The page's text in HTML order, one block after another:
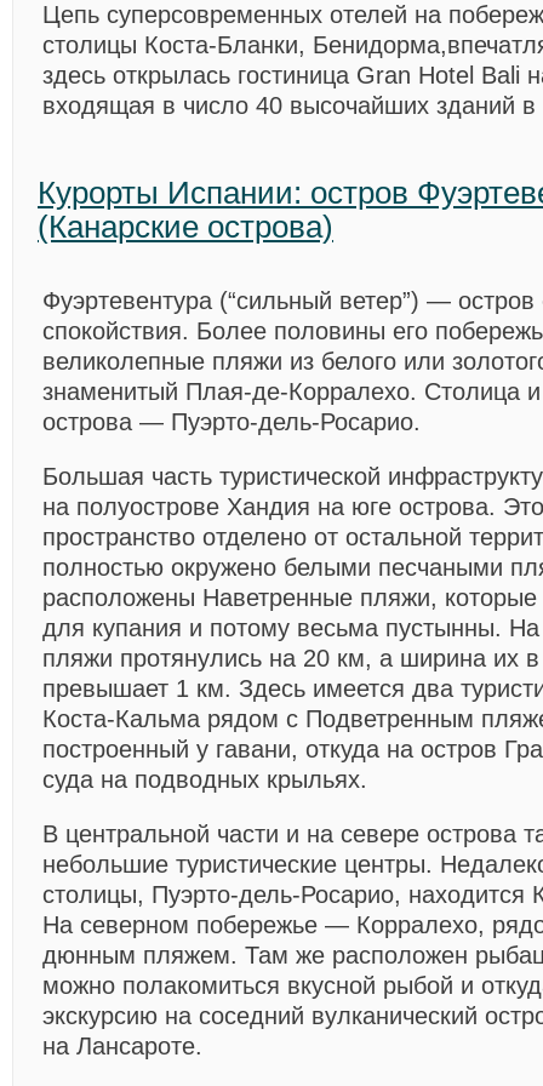
Цепь суперсовременных отелей на
столицы Коста-Бланки,
здесь открылась гостиница Gran Hotel Bali
входящая в число 40 высочайших зданий
Курорты Испании: остров
(Канарские острова)
Фуэртевентура (“сильный ветер”) —
спокойствия. Более половины его
великолепные пляжи из белого или
знаменитый Плая-де-Корралехо. Столица
острова — Пуэрто-дель-Росарио.
Большая часть туристической
на полуострове Хандия на юге острова.
пространство отделено от остальной
полностью окружено белыми песчаными
расположены Наветренные пляжи, которые
для купания и потому весьма пустынны.
пляжи протянулись на 20 км, а ширина их
превышает 1 км. Здесь имеется два
Коста-Кальма рядом с Подветренным
построенный у гавани, откуда на остров
суда на подводных крыльях.
В центральной части и на севере острова
небольшие туристические центры.
столицы, Пуэрто-дель-Росарио, находится
На северном побережье — Корралехо,
дюнным пляжем. Там же расположен
можно полакомиться вкусной рыбой и
экскурсию на соседний вулканический
на Лансароте.